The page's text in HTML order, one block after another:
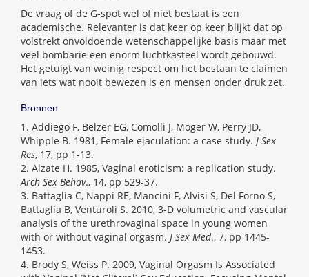
De vraag of de G-spot wel of niet bestaat is een
academische. Relevanter is dat keer op keer blijkt dat op
volstrekt onvoldoende wetenschappelijke basis maar met
veel bombarie een enorm luchtkasteel wordt gebouwd.
Het getuigt van weinig respect om het bestaan te claimen
van iets wat nooit bewezen is en mensen onder druk zet.
Bronnen
1. Addiego F, Belzer EG, Comolli J, Moger W, Perry JD,
Whipple B. 1981, Female ejaculation: a case study. J Sex
Res, 17, pp 1-13.
2. Alzate H. 1985, Vaginal eroticism: a replication study.
Arch Sex Behav., 14, pp 529-37.
3. Battaglia C, Nappi RE, Mancini F, Alvisi S, Del Forno S,
Battaglia B, Venturoli S. 2010, 3-D volumetric and vascular
analysis of the urethrovaginal space in young women
with or without vaginal orgasm. J Sex Med., 7, pp 1445-
1453.
4. Brody S, Weiss P. 2009, Vaginal Orgasm Is Associated